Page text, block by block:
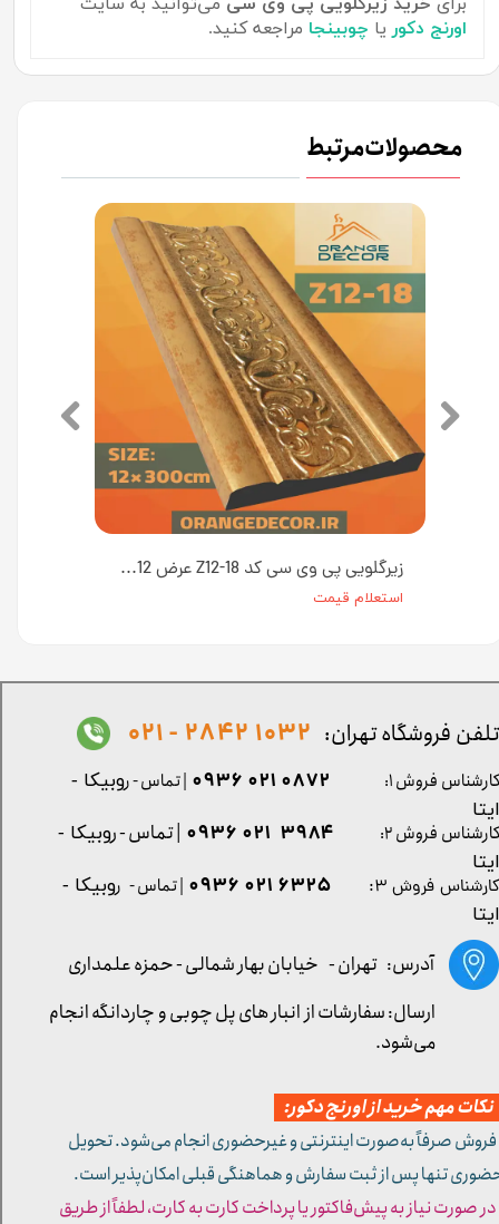
اورنج دکور یا چوبینجا مراجعه کنید.
محصولات مرتبط
زیرگلویی پی وی سی کد Z12-18 عرض 12 سانت [انبار تهران]
استعلام قیمت
کارشناس فروش ۳: ۶۳۲۵ ۰۲۱ ۰۹۳۶ | تماس - روبیکا -
ایتا
آدرس: تهران - خیابان بهار شمالی - حمزه علمداری
تلفن فروشگاه تهران: 1032 2842 - 021
مهم خرید از اورنج دکور:
صرفاً به‌صورت اینترنتی و غیرحضوری انجام می‌شود. تحویل
تنها پس از ثبت سفارش و هماهنگی قبلی امکان‌پذیر است.
صورت نیاز به پیش‌فاکتور یا پرداخت کارت به کارت، لطفاً از طریق
کارشناس فروش ۱: 0872 021 0936 | تماس - روبیکا -
ایتا
کارشناس فروش ۲:
۳۹۸۴ ۰۲۱ ۰۹۳۶ | تماس - روبیکا -
ایتا
ارسال: سفارشات از انبار های پل چوبی و چاردانگه انجام
می‌شود.